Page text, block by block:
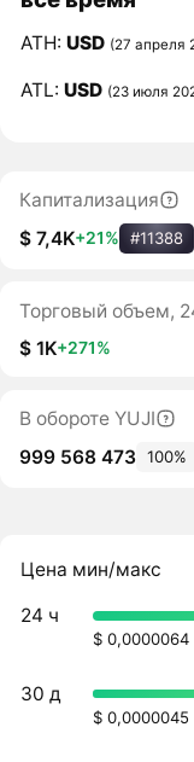
ATH:USD (27 апреля
ATL:USD (23 июля
Капитализация
$ 7,4K+21% #11388
Торговый объем,
$ 1K+271%
В обороте YUJI
999 568 473 100%
Цена мин/макс
24 ч
$ 0,0000064
30 д
$ 0,0000045